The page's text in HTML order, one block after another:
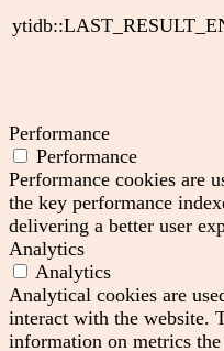
Performance
Performance
Performance cookies are
the key performance
delivering a better user
Analytics
Analytics
Analytical cookies are
interact with the website.
information on metrics